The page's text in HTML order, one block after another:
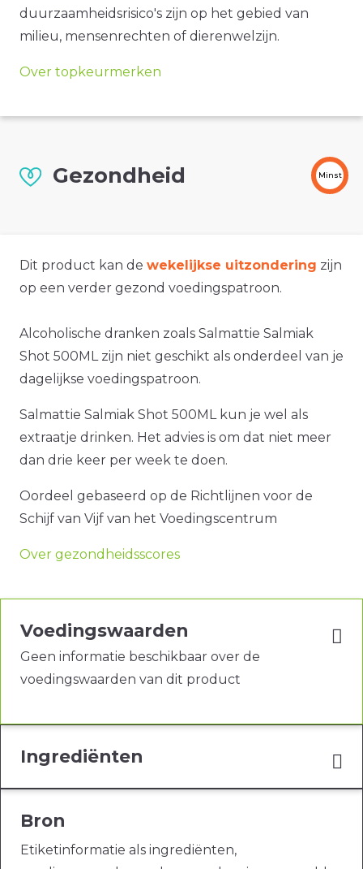
duurzaamheidsrisico's zijn op het gebied van
milieu, mensenrechten of dierenwelzijn.
Over topkeurmerken
Gezondheid Minst
Dit product kan de wekelijkse uitzondering zijn
op een verder gezond voedingspatroon.
Alcoholische dranken zoals Salmattie Salmiak
Shot 500ML zijn niet geschikt als onderdeel van je
dagelijkse voedingspatroon.
Salmattie Salmiak Shot 500ML kun je wel als
extraatje drinken. Het advies is om dat niet meer
dan drie keer per week te doen.
Oordeel gebaseerd op de Richtlijnen voor de
Schijf van Vijf van het Voedingscentrum
Over gezondheidsscores
Voedingswaarden
Geen informatie beschikbaar over de
voedingswaarden van dit product
Ingrediënten
Bron
Etiketinformatie als ingrediënten,